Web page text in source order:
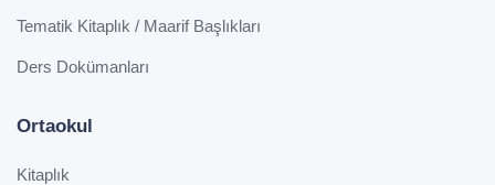
Tematik Kitaplık / Maarif Başlıkları
Ders Dokümanları
Ortaokul
Kitaplık